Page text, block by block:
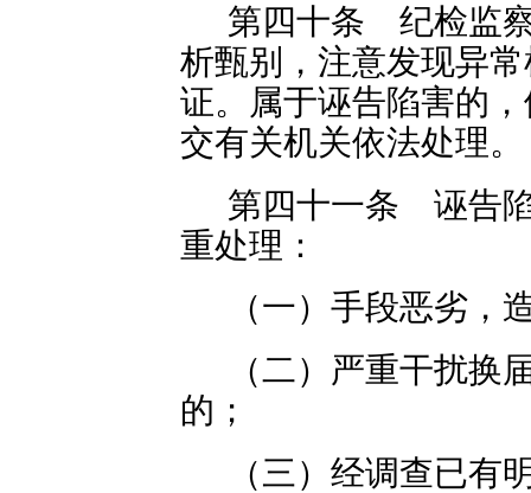
第四十条 纪检监
析甄别，注意发现异
证。属于诬告陷害的
交有关机关依法处理。
第四十一条 诬告
重处理：
（一）手段恶劣，
（二）严重干扰换
的；
（三）经调查已有